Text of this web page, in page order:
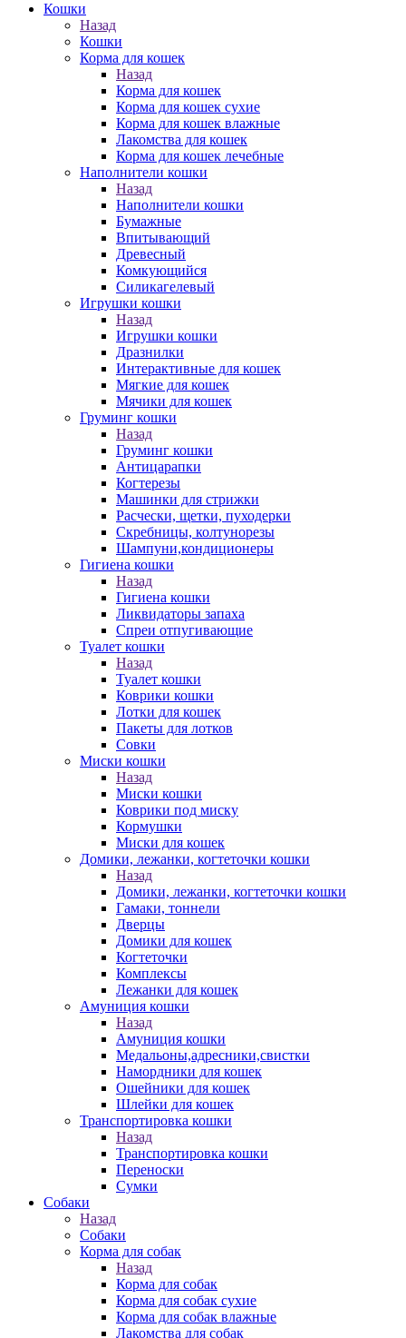
Кошки
Назад
Кошки
Корма для кошек
Назад
Корма для кошек
Корма для кошек сухие
Корма для кошек влажные
Лакомства для кошек
Корма для кошек лечебные
Наполнители кошки
Назад
Наполнители кошки
Бумажные
Впитывающий
Древесный
Комкующийся
Силикагелевый
Игрушки кошки
Назад
Игрушки кошки
Дразнилки
Интерактивные для кошек
Мягкие для кошек
Мячики для кошек
Груминг кошки
Назад
Груминг кошки
Антицарапки
Когтерезы
Машинки для стрижки
Расчески, щетки, пуходерки
Скребницы, колтунорезы
Шампуни,кондиционеры
Гигиена кошки
Назад
Гигиена кошки
Ликвидаторы запаха
Спреи отпугивающие
Туалет кошки
Назад
Туалет кошки
Коврики кошки
Лотки для кошек
Пакеты для лотков
Совки
Миски кошки
Назад
Миски кошки
Коврики под миску
Кормушки
Миски для кошек
Домики, лежанки, когтеточки кошки
Назад
Домики, лежанки, когтеточки кошки
Гамаки, тоннели
Дверцы
Домики для кошек
Когтеточки
Комплексы
Лежанки для кошек
Амуниция кошки
Назад
Амуниция кошки
Медальоны,адресники,свистки
Намордники для кошек
Ошейники для кошек
Шлейки для кошек
Транспортировка кошки
Назад
Транспортировка кошки
Переноски
Сумки
Собаки
Назад
Собаки
Корма для собак
Назад
Корма для собак
Корма для собак сухие
Корма для собак влажные
Лакомства для собак